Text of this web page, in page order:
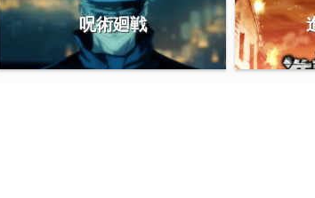
呪術廻戦